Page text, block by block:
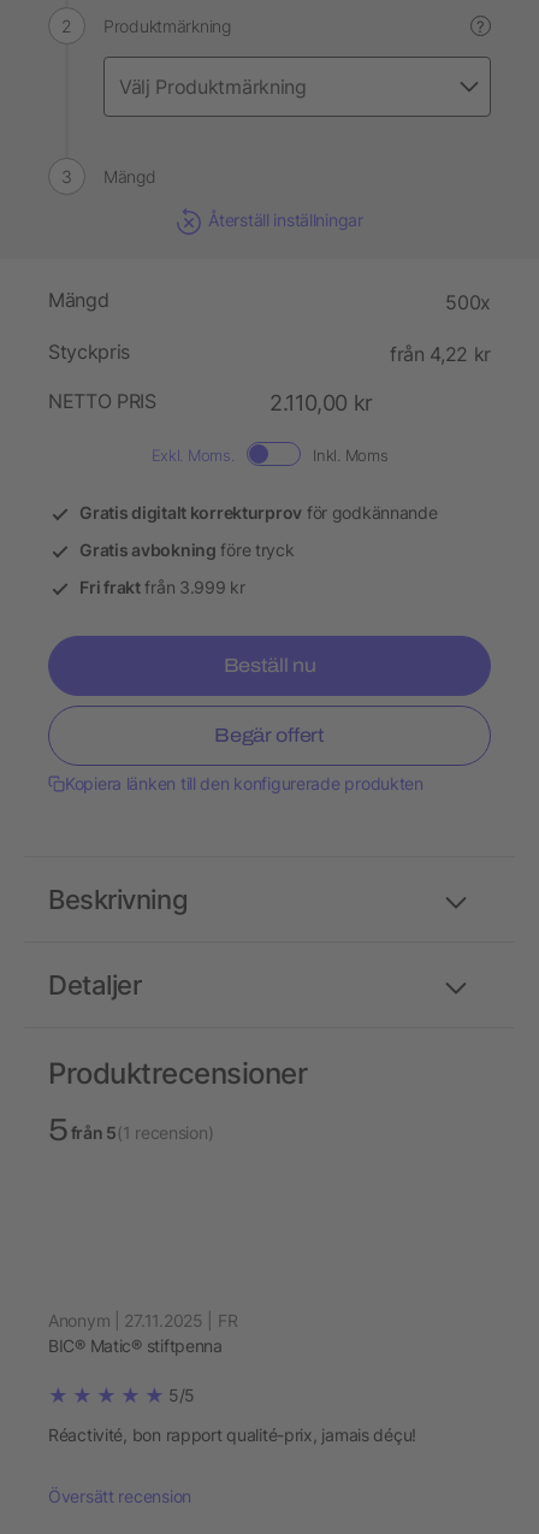
Produktmärkning ?
Mängd
Återställ inställningar
Mängd 500x
Styckpris
från 4,22 kr
NETTO PRIS
2.110,00 kr
Exkl. Moms. Inkl. Moms
Gratis digitalt korrekturprov för godkännande
Gratis avbokning före tryck
Fri fraktfrån 3.999 kr
Beställ nu
Begär offert
Kopiera länken till den konfigurerade produkten
Detaljer
Beskrivning
Produktrecensioner
5från 5(1 recension)
Anonym | 27.11.2025 | FR
BIC® Matic® stiftpenna
5/5
Réactivité, bon rapport qualité-prix, jamais déçu!
Översätt recension